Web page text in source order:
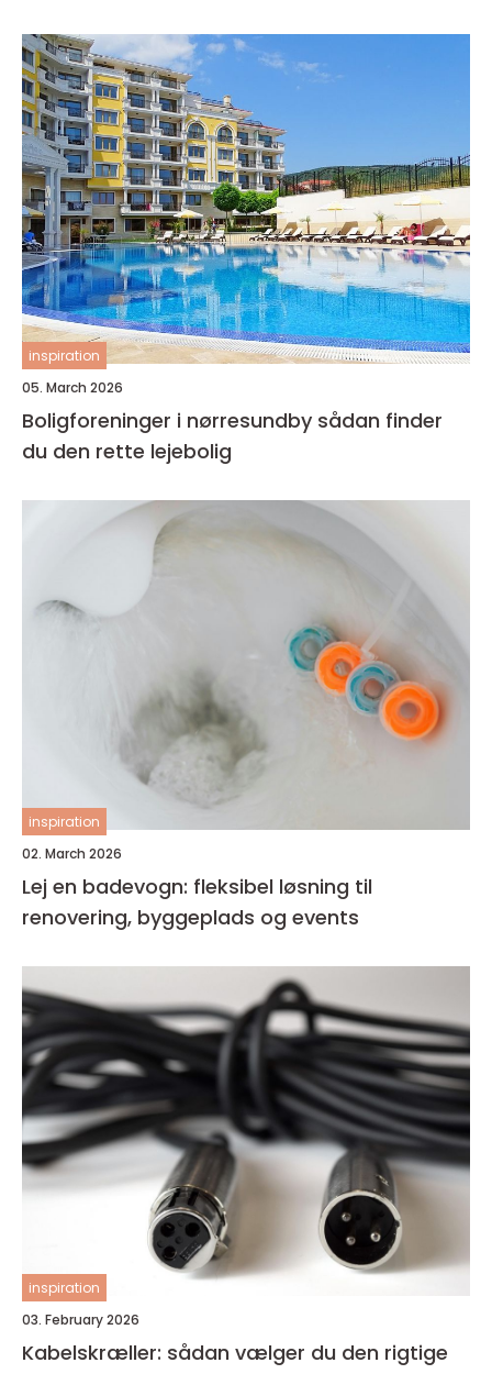
inspiration
05. March 2026
Boligforeninger i nørresundby sådan finder
du den rette lejebolig
inspiration
02. March 2026
Lej en badevogn: fleksibel løsning til
renovering, byggeplads og events
inspiration
03. February 2026
Kabelskræller: sådan vælger du den rigtige